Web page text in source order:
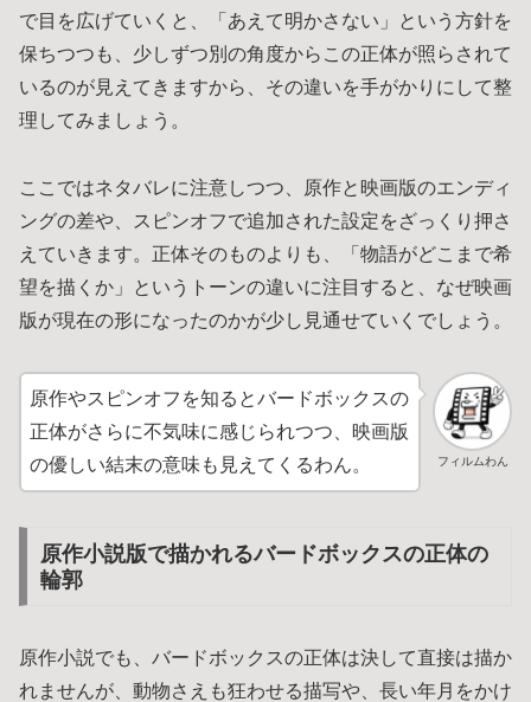
で目を広げていくと、「あえて明かさない」という方針を
保ちつつも、少しずつ別の角度からこの正体が照らされて
いるのが見えてきますから、その違いを手がかりにして整
理してみましょう。
ここではネタバレに注意しつつ、原作と映画版のエンディ
ングの差や、スピンオフで追加された設定をざっくり押さ
えていきます。正体そのものよりも、「物語がどこまで希
望を描くか」というトーンの違いに注目すると、なぜ映画
版が現在の形になったのかが少し見通せていくでしょう。
フィルムわん
原作やスピンオフを知るとバードボックスの
正体がさらに不気味に感じられつつ、映画版
の優しい結末の意味も見えてくるわん。
原作小説版で描かれるバードボックスの正体の
輪郭
原作小説でも、バードボックスの正体は決して直接は描か
れませんが、動物さえも狂わせる描写や、長い年月をかけ